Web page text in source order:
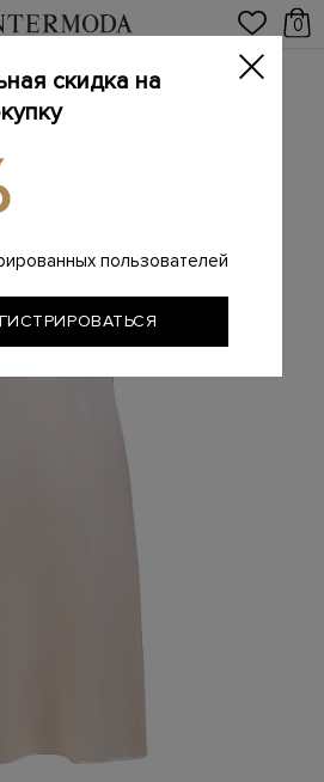
0
и шерсти с ювелирной
скидка на
пользователей